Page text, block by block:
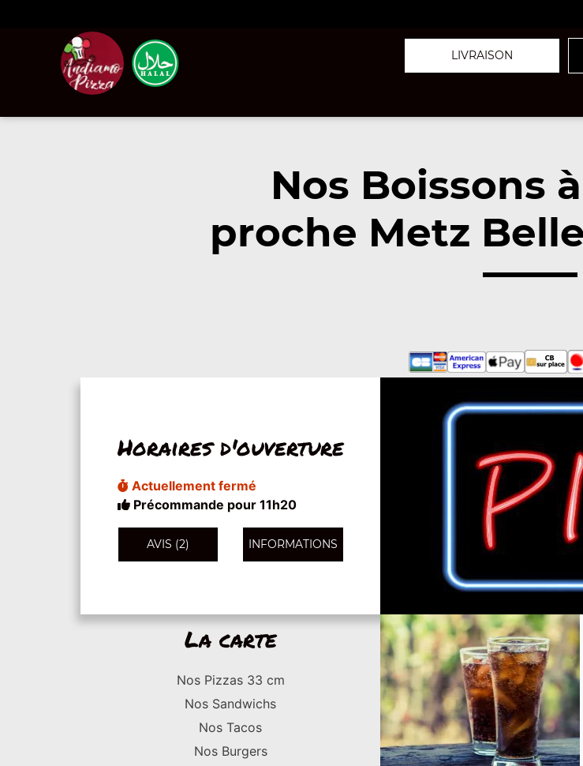
LIVRAISON
Nos Boissons
proche Metz
Horaires d'ouverture
Actuellement fermé
Précommande pour 11h20
AVIS (2) INFORMATIONS
La carte
Nos Pizzas 33 cm
Nos Sandwichs
Nos Tacos
Nos Burgers